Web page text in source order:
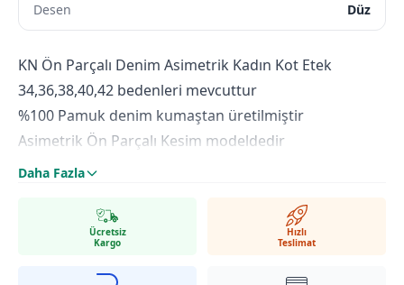
Desen Düz
KN Ön Parçalı Denim Asimetrik Kadın Kot Etek
34,36,38,40,42 bedenleri mevcuttur
%100 Pamuk denim kumaştan üretilmiştir
Asimetrik Ön Parçalı Kesim modeldedir
Siyah renktedir
Daha Fazla
Ücretsiz
Kargo
Hızlı
Teslimat